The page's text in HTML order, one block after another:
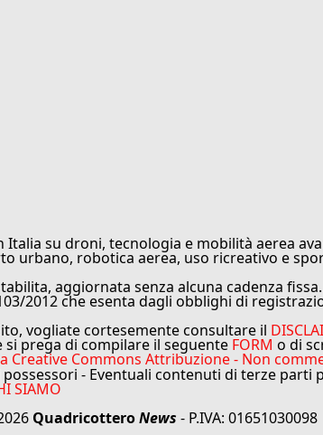
su droni, tecnologia e mobilità aerea
urbano, robotica aerea, uso ricreativo e
aggiornata senza alcuna cadenza
2012 che esenta dagli obblighi di
vogliate cortesemente consultare il
prega di compilare il seguente FORM o di
Creative Commons Attribuzione - Non
- Eventuali contenuti di terze parti
SIAMO
QuadricotteroNews - P.IVA: 01651030098